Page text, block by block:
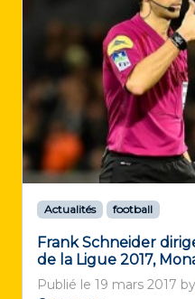
Actualités football
Frank Schneider
de la Ligue 2017,
Publié le 19 mars 2017 by